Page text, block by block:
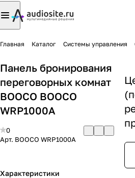
Главная Каталог Системы управления
Панель бронирования
переговорных комнат
BOOCO BOOCO
WRP1000A
0
Арт. BOOCO WRP1000A
Характеристики